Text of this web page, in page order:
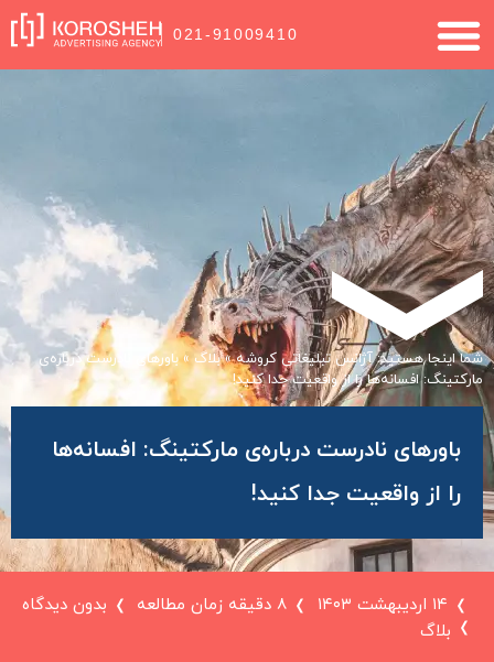
021-91009410
شما اینجا هستید: آژانس تبلیغاتی کروشه»بلاگ »باورهای نادرست درباره‌ی
مارکتینگ: افسانه‌ها را از واقعیت جدا کنید!
باورهای نادرست درباره‌ی مارکتینگ: افسانه‌ها
را از واقعیت جدا کنید!
۱۴ اردیبهشت ۱۴۰۳ 8 دقیقه زمان مطالعه
بدون دیدگاه
بلاگ